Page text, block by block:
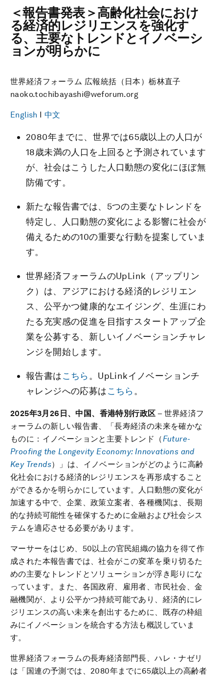
＜報告書発表＞高齢化社会におけ
る経済的レジリエンスを強化す
る、主要なトレンドとイノベーシ
ョンが明らかに
世界経済フォーラム 広報統括（日本）栃林直子
naoko.tochibayashi@weforum.org
English I中文
2080年までに、世界では65歳以上の人口が
18歳未満の人口を上回ると予測されています
が、社会はこうした人口動態の変化にほぼ無
防備です。
新たな報告書では、5つの主要なトレンドを
特定し、人口動態の変化による影響に社会が
備えるための10の重要な行動を提案していま
す。
世界経済フォーラムのUpLink（アップリン
ク）は、アジアにおける経済的レジリエン
ス、公平かつ健康的なエイジング、生涯にわ
たる充実感の促進を目指すスタートアップ企
業を公募する、新しいイノベーションチャレ
ンジを開始します。
報告書はこちら 。UpLinkイノベーションチ
ャレンジへの応募はこちら 。
2025年3月26日、中国、香港特別行政区 – 世界経済フ
ォーラムの新しい報告書、「長寿経済の未来を確かな
ものに：イノベーションと主要トレンド（ Future-
Proofing the Longevity Economy: Innovations and
Key Trends）」は、イノベーションがどのように高齢
化社会における経済的レジリエンスを再形成すること
ができるかを明らかにしています。人口動態の変化が
加速する中で、企業、政策立案者、各種機関は、長期
的な持続可能性を確保するために金融および社会シス
テムを適応させる必要があります。
マーサーをはじめ、50以上の官民組織の協力を得て作
成された本報告書では、社会がこの変革を乗り切るた
めの主要なトレンドとソリューションが浮き彫りにな
っています。また、各国政府、雇用者、市民社会、金
融機関が、より公平かつ持続可能であり、経済的にレ
ジリエンスの高い未来を創出するために、既存の枠組
みにイノベーションを統合する方法も概説していま
す。
世界経済フォーラムの長寿経済部門長、ハレ・ナゼリ
は「国連の予測では、2080年までに65歳以上の高齢者